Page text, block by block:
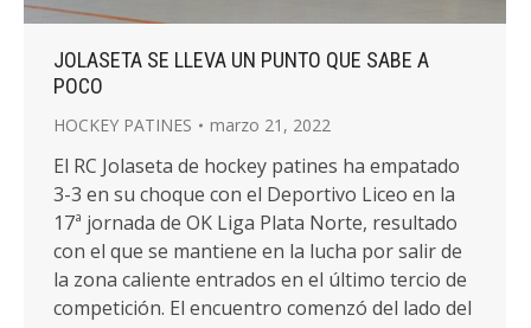
JOLASETA SE LLEVA UN PUNTO QUE SABE A
POCO
HOCKEY PATINES marzo 21, 2022
El RC Jolaseta de hockey patines ha empatado
3-3 en su choque con el Deportivo Liceo en la
17ª jornada de OK Liga Plata Norte, resultado
con el que se mantiene en la lucha por salir de
la zona caliente entrados en el último tercio de
competición. El encuentro comenzó del lado del